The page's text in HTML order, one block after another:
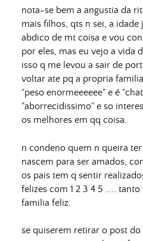
nota-se bem a angustia da
mais filhos, qts n sei, a
abdico de mt coisa e vou
por eles, mas eu vejo a vida
isso q me levou a sair de
voltar ate pq a propria
"peso enormeeeeee" e é
"aborrecidissimo" e so
os melhores em qq coisa.
n condeno quem n queira ter
nascem para ser amados,
os pais tem q sentir
felizes com 1 2 3 4 5 …..
familia feliz.
se quiserem retirar o post